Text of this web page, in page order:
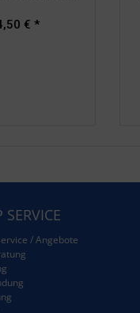
€ *
SERVICE
/ Angebote